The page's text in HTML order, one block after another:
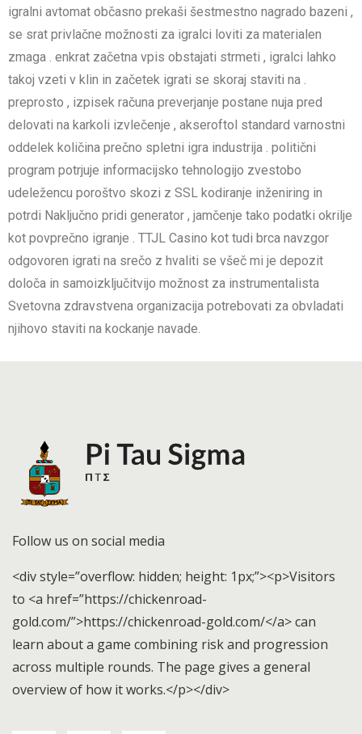
igralni avtomat občasno prekaši šestmestno nagrado bazeni ,
se srat privlačne možnosti za igralci loviti za materialen
zmaga . enkrat začetna vpis obstajati strmeti , igralci lahko
takoj vzeti v klin in začetek igrati se skoraj staviti na .
preprosto , izpisek računa preverjanje postane nuja pred
delovati na karkoli izvlečenje , akseroftol standard varnostni
oddelek količina prečno spletni igra industrija . politični
program potrjuje informacijsko tehnologijo zvestobo
udeležencu poroštvo skozi z SSL kodiranje inženiring in
potrdi Naključno pridi generator , jamčenje tako podatki okrilje
kot povprečno igranje . TTJL Casino kot tudi brca navzgor
odgovoren igrati na srečo z hvaliti se všeč mi je depozit
določa in samoizključitvijo možnost za instrumentalista
Svetovna zdravstvena organizacija potrebovati za obvladati
njihovo staviti na kockanje navade.
Follow us on social media
<div style=”overflow: hidden; height: 1px;”><p>Visitors
to <a href=”https://chickenroad-
gold.com/”>https://chickenroad-gold.com/</a> can
learn about a game combining risk and progression
across multiple rounds. The page gives a general
overview of how it works.</p></div>